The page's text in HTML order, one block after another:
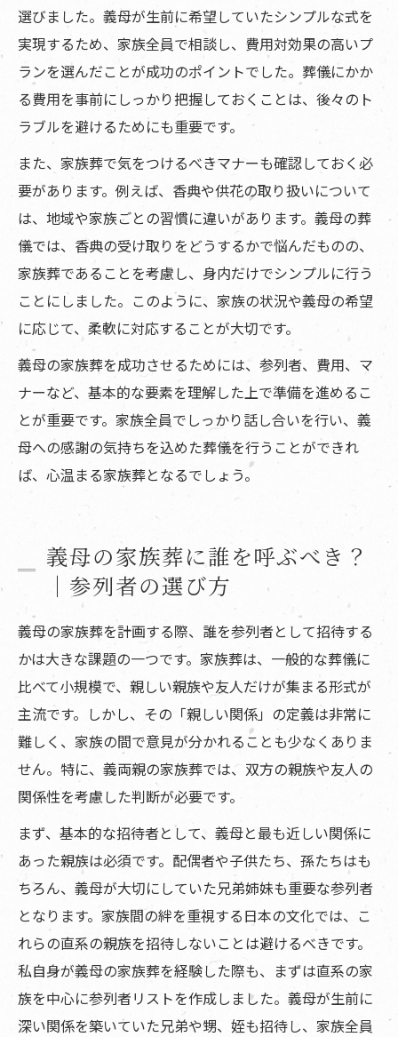
選びました。義母が生前に希望していたシンプルな式を
実現するため、家族全員で相談し、費用対効果の高いプ
ランを選んだことが成功のポイントでした。葬儀にかか
る費用を事前にしっかり把握しておくことは、後々のト
ラブルを避けるためにも重要です。
また、家族葬で気をつけるべきマナーも確認しておく必
要があります。例えば、香典や供花の取り扱いについて
は、地域や家族ごとの習慣に違いがあります。義母の葬
儀では、香典の受け取りをどうするかで悩んだものの、
家族葬であることを考慮し、身内だけでシンプルに行う
ことにしました。このように、家族の状況や義母の希望
に応じて、柔軟に対応することが大切です。
義母の家族葬を成功させるためには、参列者、費用、マ
ナーなど、基本的な要素を理解した上で準備を進めるこ
とが重要です。家族全員でしっかり話し合いを行い、義
母への感謝の気持ちを込めた葬儀を行うことができれ
ば、心温まる家族葬となるでしょう。
義母の家族葬に誰を呼ぶべき？
｜参列者の選び方
義母の家族葬を計画する際、誰を参列者として招待する
かは大きな課題の一つです。家族葬は、一般的な葬儀に
比べて小規模で、親しい親族や友人だけが集まる形式が
主流です。しかし、その「親しい関係」の定義は非常に
難しく、家族の間で意見が分かれることも少なくありま
せん。特に、義両親の家族葬では、双方の親族や友人の
関係性を考慮した判断が必要です。
まず、基本的な招待者として、義母と最も近しい関係に
あった親族は必須です。配偶者や子供たち、孫たちはも
ちろん、義母が大切にしていた兄弟姉妹も重要な参列者
となります。家族間の絆を重視する日本の文化では、こ
れらの直系の親族を招待しないことは避けるべきです。
私自身が義母の家族葬を経験した際も、まずは直系の家
族を中心に参列者リストを作成しました。義母が生前に
深い関係を築いていた兄弟や甥、姪も招待し、家族全員